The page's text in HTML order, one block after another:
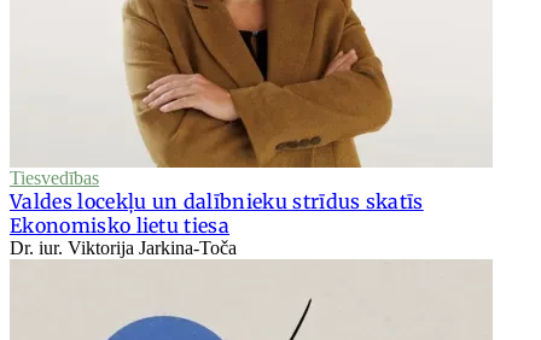
Tiesvedības
Valdes locekļu un dalībnieku strīdus skatīs
Ekonomisko lietu tiesa
Dr. iur. Viktorija Jarkina-Toča